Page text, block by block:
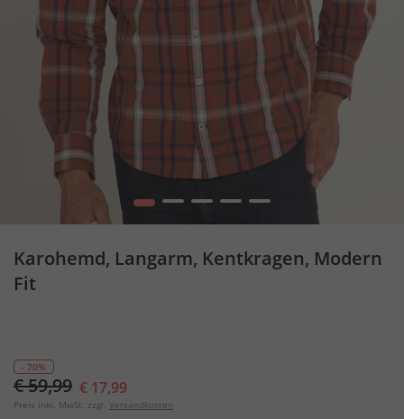
1 2 3 4 5
Karohemd, Langarm, Kentkragen, Modern
Fit
- 70%
€ 59,99 € 17,99
Preis inkl. MwSt. zzgl. Versandkosten